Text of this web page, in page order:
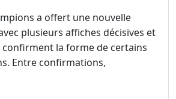
a offert une nouvelle
plusieurs affiches décisives et
la forme de certains
Entre confirmations,